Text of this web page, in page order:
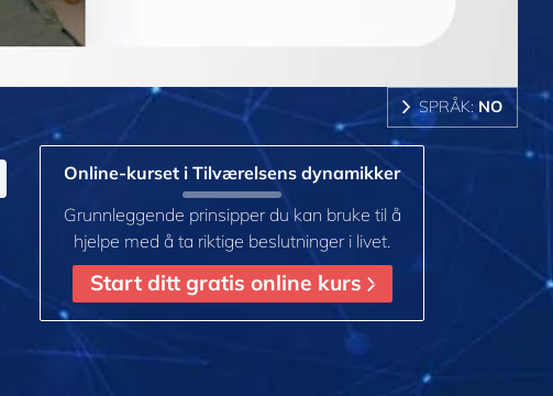
SPRÅK: NO
Online-kurset i Tilværelsens dynamikker
Grunnleggende prinsipper du kan bruke til å
hjelpe med å ta riktige beslutninger i livet.
Start ditt gratis online kurs